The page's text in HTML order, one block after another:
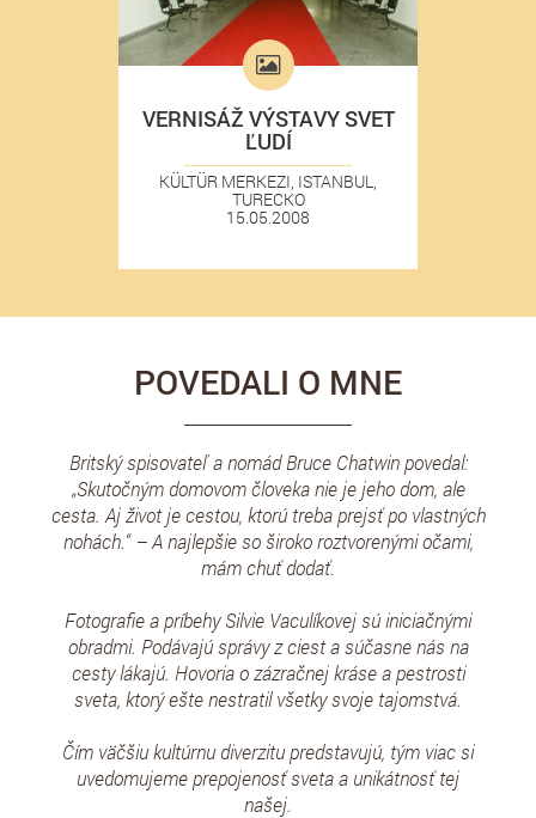
VERNISÁŽ VÝSTAVY SVET
ĽUDÍ
KÜLTÜR MERKEZI, ISTANBUL,
TURECKO
15.05.2008
POVEDALI O MNE
Britský spisovateľ a nomád Bruce Chatwin povedal:
„Skutočným domovom človeka nie je jeho dom, ale
cesta. Aj život je cestou, ktorú treba prejsť po vlastných
nohách.“ – A najlepšie so široko roztvorenými očami,
mám chuť dodať.
Fotografie a príbehy Silvie Vaculíkovej sú iniciačnými
obradmi. Podávajú správy z ciest a súčasne nás na
cesty lákajú. Hovoria o zázračnej kráse a pestrosti
sveta, ktorý ešte nestratil všetky svoje tajomstvá.
Čím väčšiu kultúrnu diverzitu predstavujú, tým viac si
uvedomujeme prepojenosť sveta a unikátnosť tej
našej.